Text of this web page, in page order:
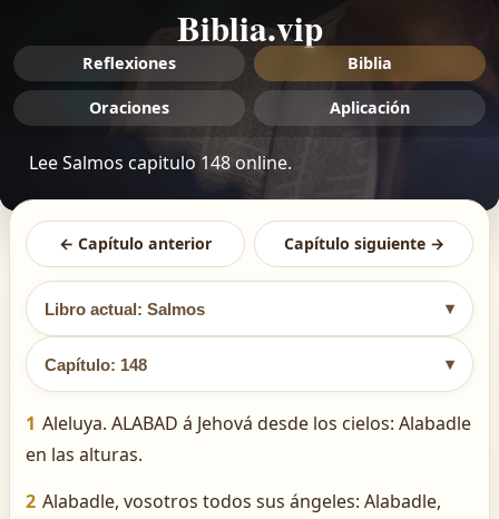
Biblia.vip
Reflexiones Biblia
Oraciones Aplicación
Lee Salmos capitulo 148 online.
← Capítulo anterior Capítulo siguiente →
Libro actual: Salmos ▾
Capítulo: 148 ▾
1 Aleluya. ALABAD á Jehová desde los cielos: Alabadle
en las alturas.
2 Alabadle, vosotros todos sus ángeles: Alabadle,